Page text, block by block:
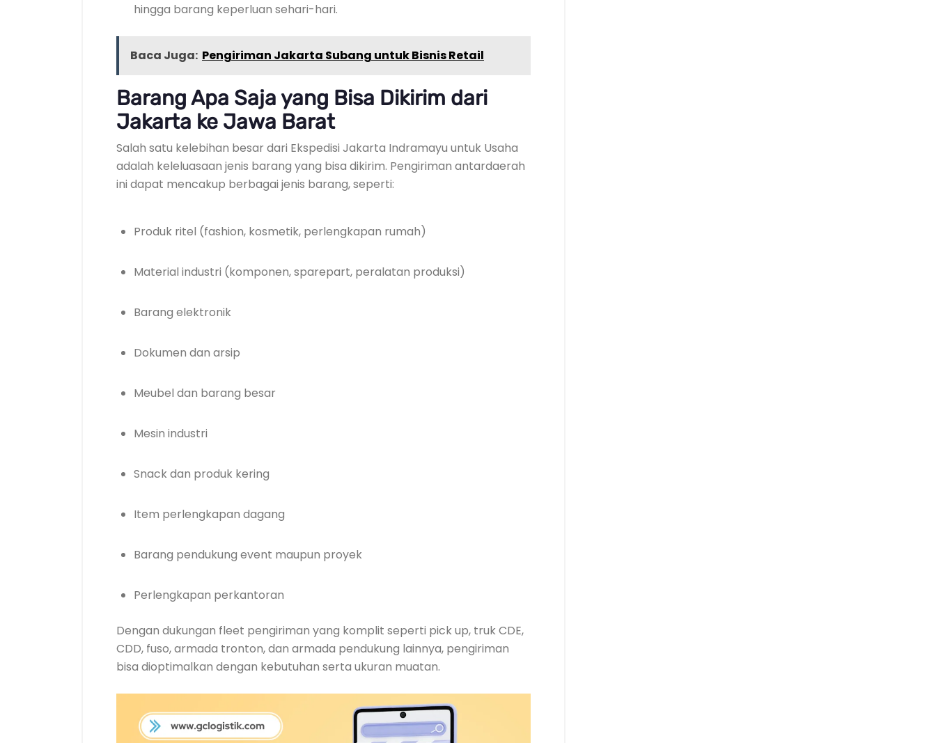
hingga barang keperluan sehari-hari.
Baca Juga: Pengiriman Jakarta Subang untuk Bisnis Retail
Barang Apa Saja yang Bisa Dikirim dari
Jakarta ke Jawa Barat
Salah satu kelebihan besar dari Ekspedisi Jakarta Indramayu untuk Usaha
adalah keleluasaan jenis barang yang bisa dikirim. Pengiriman antardaerah
ini dapat mencakup berbagai jenis barang, seperti:
Produk ritel (fashion, kosmetik, perlengkapan rumah)
Material industri (komponen, sparepart, peralatan produksi)
Barang elektronik
Dokumen dan arsip
Meubel dan barang besar
Mesin industri
Snack dan produk kering
Item perlengkapan dagang
Barang pendukung event maupun proyek
Perlengkapan perkantoran
Dengan dukungan fleet pengiriman yang komplit seperti pick up, truk CDE,
CDD, fuso, armada tronton, dan armada pendukung lainnya, pengiriman
bisa dioptimalkan dengan kebutuhan serta ukuran muatan.